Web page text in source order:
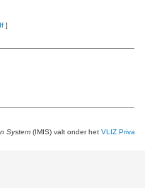
]
System (IMIS) valt onder het VLIZ Privacy